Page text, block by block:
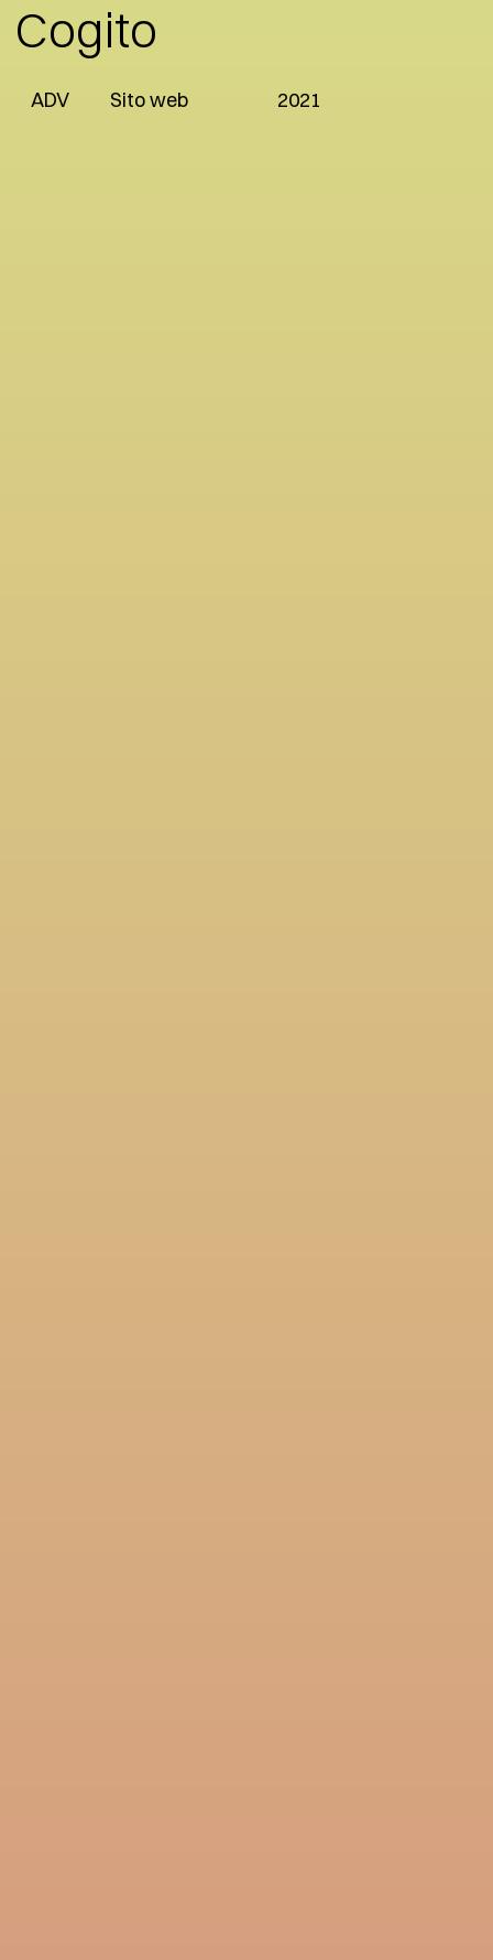
Cogito
ADV Sito web 2021